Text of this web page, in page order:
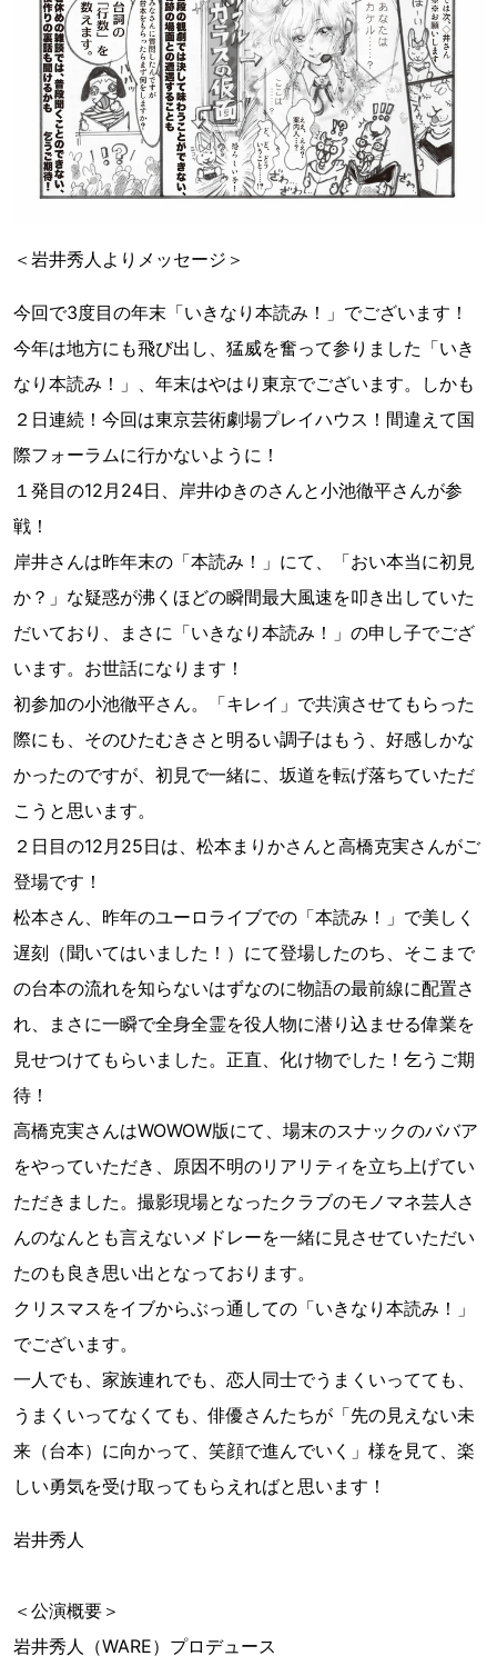
＜岩井秀人よりメッセージ＞
今回で3度目の年末「いきなり本読み！」でございます！
今年は地方にも飛び出し、猛威を奮って参りました「いき
なり本読み！」、年末はやはり東京でございます。しかも
２日連続！今回は東京芸術劇場プレイハウス！間違えて国
際フォーラムに行かないように！
１発目の12月24日、岸井ゆきのさんと小池徹平さんが参
戦！
岸井さんは昨年末の「本読み！」にて、「おい本当に初見
か？」な疑惑が沸くほどの瞬間最大風速を叩き出していた
だいており、まさに「いきなり本読み！」の申し子でござ
います。お世話になります！
初参加の小池徹平さん。「キレイ」で共演させてもらった
際にも、そのひたむきさと明るい調子はもう、好感しかな
かったのですが、初見で一緒に、坂道を転げ落ちていただ
こうと思います。
２日目の12月25日は、松本まりかさんと高橋克実さんがご
登場です！
松本さん、昨年のユーロライブでの「本読み！」で美しく
遅刻（聞いてはいました！）にて登場したのち、そこまで
の台本の流れを知らないはずなのに物語の最前線に配置さ
れ、まさに一瞬で全身全霊を役人物に潜り込ませる偉業を
見せつけてもらいました。正直、化け物でした！乞うご期
待！
高橋克実さんはWOWOW版にて、場末のスナックのババア
をやっていただき、原因不明のリアリティを立ち上げてい
ただきました。撮影現場となったクラブのモノマネ芸人さ
んのなんとも言えないメドレーを一緒に見させていただい
たのも良き思い出となっております。
クリスマスをイブからぶっ通しての「いきなり本読み！」
でございます。
一人でも、家族連れでも、恋人同士でうまくいってても、
うまくいってなくても、俳優さんたちが「先の見えない未
来（台本）に向かって、笑顔で進んでいく」様を見て、楽
しい勇気を受け取ってもらえればと思います！
岩井秀人
＜公演概要＞
岩井秀人（WARE）プロデュース